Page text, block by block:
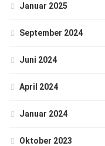
Januar 2025
September 2024
Juni 2024
April 2024
Januar 2024
Oktober 2023